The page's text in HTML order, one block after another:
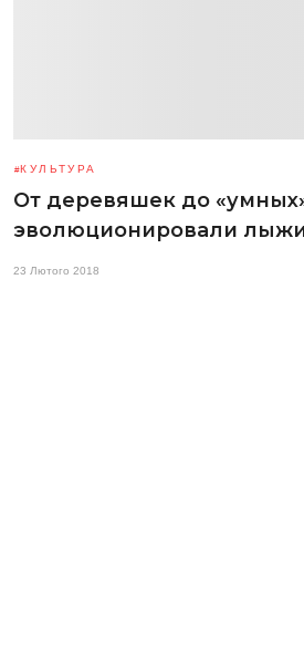
КУЛЬТУРА
От деревяшек до
эволюционировали
23 Лютого 2018